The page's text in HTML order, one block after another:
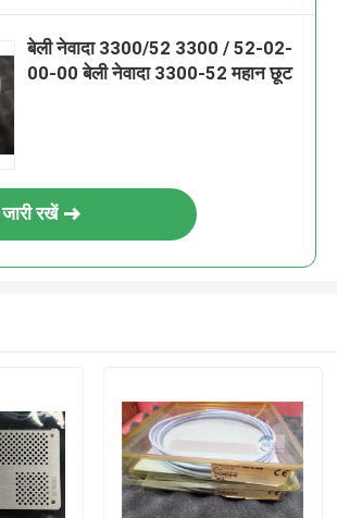
बेली नेवादा 3300/52 3300 / 52-02-
00-00 बेली नेवादा 3300-52 महान छूट
जारी रखें